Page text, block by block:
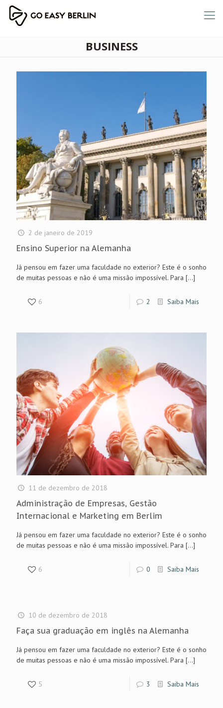
BUSINESS
2 de janeiro de 2019
Ensino Superior na Alemanha
Já pensou em fazer uma faculdade no exterior? Este é o sonho
de muitas pessoas e não é uma missão impossível. Para […]
6 2 Saiba Mais
11 de dezembro de 2018
Administração de Empresas, Gestão
Internacional e Marketing em Berlim
Já pensou em fazer uma faculdade no exterior? Este é o sonho
de muitas pessoas e não é uma missão impossível. Para […]
6 0 Saiba Mais
10 de dezembro de 2018
Faça sua graduação em inglês na Alemanha
Já pensou em fazer uma faculdade no exterior? Este é o sonho
de muitas pessoas e não é uma missão impossível. Para […]
5 3 Saiba Mais